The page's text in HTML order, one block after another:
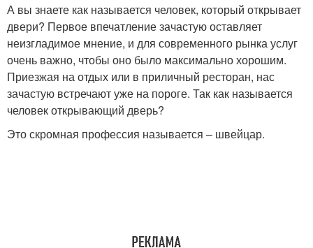
А вы знаете как называется человек, который открывает
двери? Первое впечатление зачастую оставляет
неизгладимое мнение, и для современного рынка услуг
очень важно, чтобы оно было максимально хорошим.
Приезжая на отдых или в приличный ресторан, нас
зачастую встречают уже на пороге. Так как называется
человек открывающий дверь?
Это скромная профессия называется – швейцар.